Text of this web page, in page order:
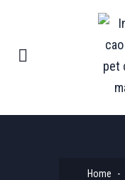
Home